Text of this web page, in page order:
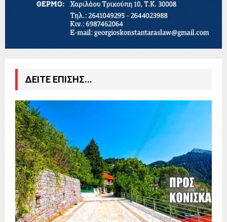
ΔΕΙΤΕ ΕΠΙΣΗΣ...